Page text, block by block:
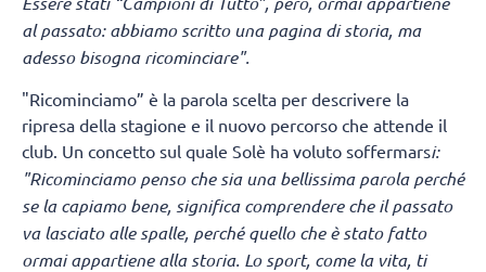
al passato: abbiamo scritto una pagina di storia, ma
adesso bisogna ricominciare".
"Ricominciamo” è la parola scelta per descrivere la
ripresa della stagione e il nuovo percorso che attende il
club. Un concetto sul quale Solè ha voluto soffermarsi:
"Ricominciamo penso che sia una bellissima parola perché
se la capiamo bene, significa comprendere che il passato
va lasciato alle spalle, perché quello che è stato fatto
ormai appartiene alla storia. Lo sport, come la vita, ti